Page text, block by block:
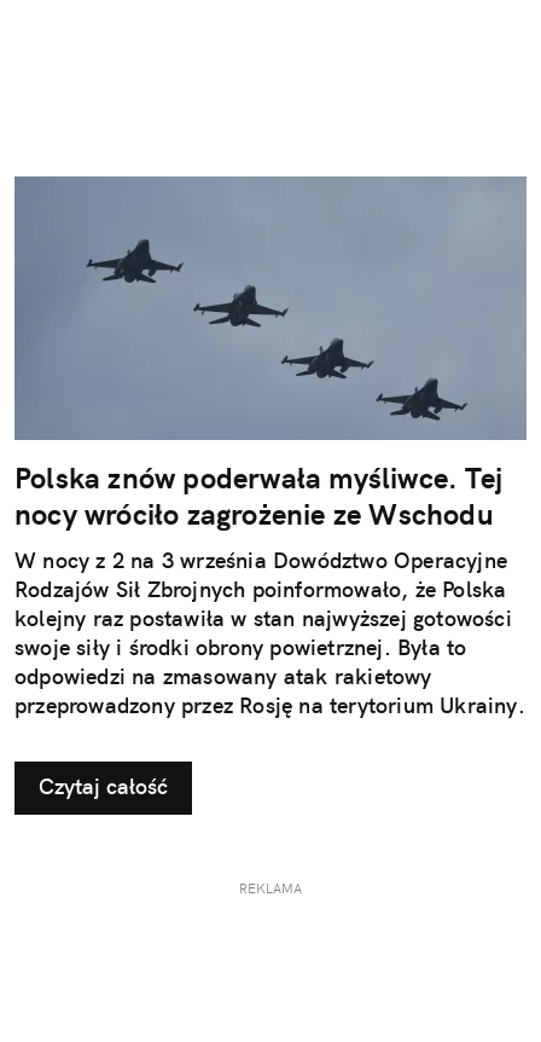
Polska znów poderwała myśliwce. Tej
nocy wróciło zagrożenie ze Wschodu
W nocy z 2 na 3 września Dowództwo Operacyjne
Rodzajów Sił Zbrojnych poinformowało, że Polska
kolejny raz postawiła w stan najwyższej gotowości
swoje siły i środki obrony powietrznej. Była to
odpowiedzi na zmasowany atak rakietowy
przeprowadzony przez Rosję na terytorium Ukrainy.
Czytaj całość
REKLAMA